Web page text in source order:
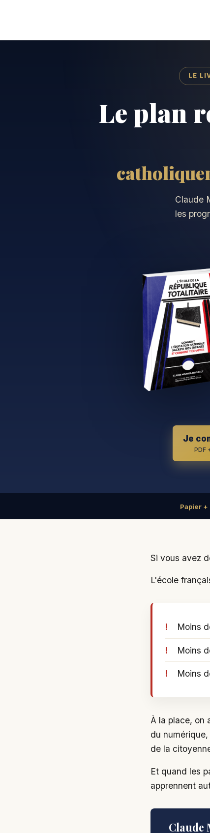
LE
Le plan
Claude
les
Je
PDF
Papier
Si vous avez
L'école
Moins
Moins
Moins
À la place, on
du
de la
Et quand les
apprennent
Claude